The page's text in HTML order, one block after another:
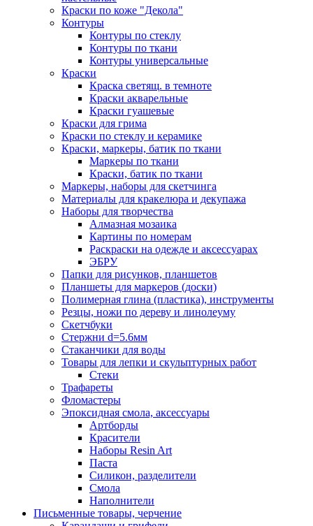
Краски по коже "Декола"
Контуры
Контуры по стеклу
Контуры по ткани
Контуры универсальные
Краски
Краска светящ. в темноте
Краски акварельные
Краски гуашевые
Краски для грима
Краски по стеклу и керамике
Краски, маркеры, батик по ткани
Маркеры по ткани
Краски, батик по ткани
Маркеры, наборы для скетчинга
Материалы для кракелюра и декупажа
Наборы для творчества
Алмазная мозаика
Картины по номерам
Раскраски на одежде и аксессуарах
ЭБРУ
Папки для рисунков, планшетов
Планшеты для маркеров (доски)
Полимерная глина (пластика), инструменты
Резцы, ножи по дереву и линолеуму
Скетчбуки
Стержни d=5.6мм
Стаканчики для воды
Товары для лепки и скульптурных работ
Стеки
Трафареты
Фломастеры
Эпоксидная смола, аксессуары
Артборды
Красители
Наборы Resin Art
Паста
Силикон, разделители
Смола
Наполнители
Письменные товары, черчение